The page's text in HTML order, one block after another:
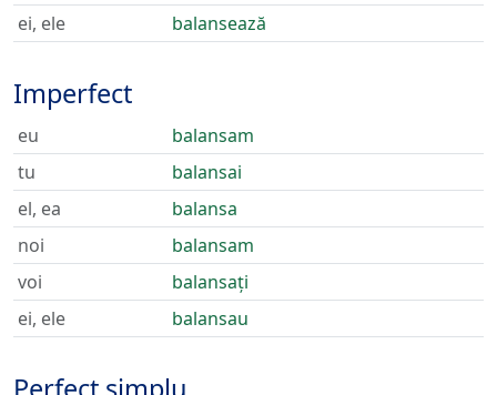
ei, ele
balansează
Imperfect
eu
balansam
tu
balansai
el, ea
balansa
noi
balansam
voi
balansați
ei, ele
balansau